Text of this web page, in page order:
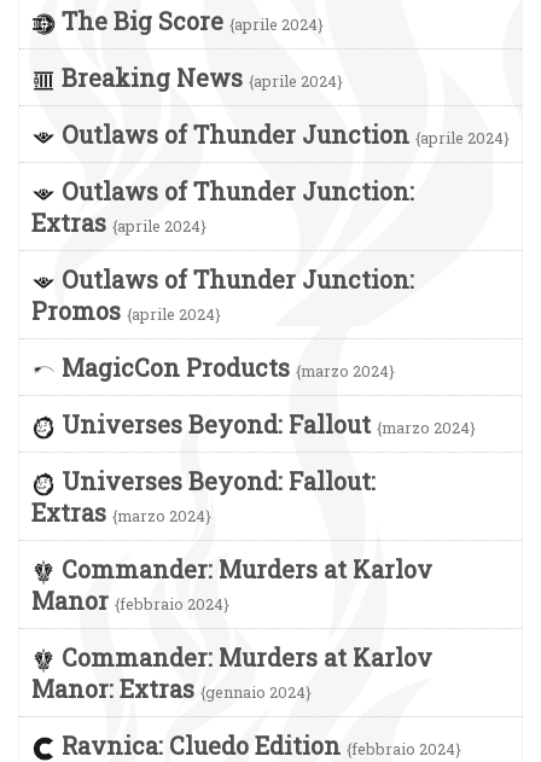
The Big Score {aprile 2024}
Breaking News {aprile 2024}
Outlaws of Thunder Junction {aprile 2024}
Outlaws of Thunder Junction:
Extras {aprile 2024}
Outlaws of Thunder Junction:
Promos {aprile 2024}
MagicCon Products {marzo 2024}
Universes Beyond: Fallout {marzo 2024}
Universes Beyond: Fallout:
Extras {marzo 2024}
Commander: Murders at Karlov
Manor {febbraio 2024}
Commander: Murders at Karlov
Manor: Extras {gennaio 2024}
Ravnica: Cluedo Edition {febbraio 2024}